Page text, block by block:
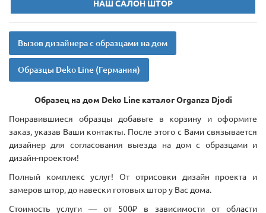
НАШ САЛОН ШТОР
Вызов дизайнера с образцами на дом
Образцы Deko Line (Германия)
Образец на дом Deko Line каталог Organza Djodi
Понравившиеся образцы добавьте в корзину и оформите
заказ, указав Ваши контакты. После этого с Вами связывается
дизайнер для согласования выезда на дом с образцами и
дизайн-проектом!
Полный комплекс услуг! От отрисовки дизайн проекта и
замеров штор, до навески готовых штор у Вас дома.
Стоимость услуги — от 500₽ в зависимости от области